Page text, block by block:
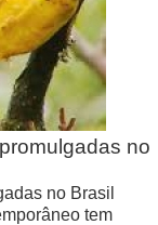
no
no Brasil
tem